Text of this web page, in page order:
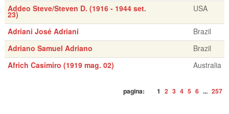
Addeo Steve/Steven D. (1916 - 1944 set.
23)
USA
Adriani José Adriani
Brazil
Adriano Samuel Adriano
Brazil
Africh Casimiro (1919 mag. 02)
Australia
pagina: 1 2 3 4 5 6 ... 257